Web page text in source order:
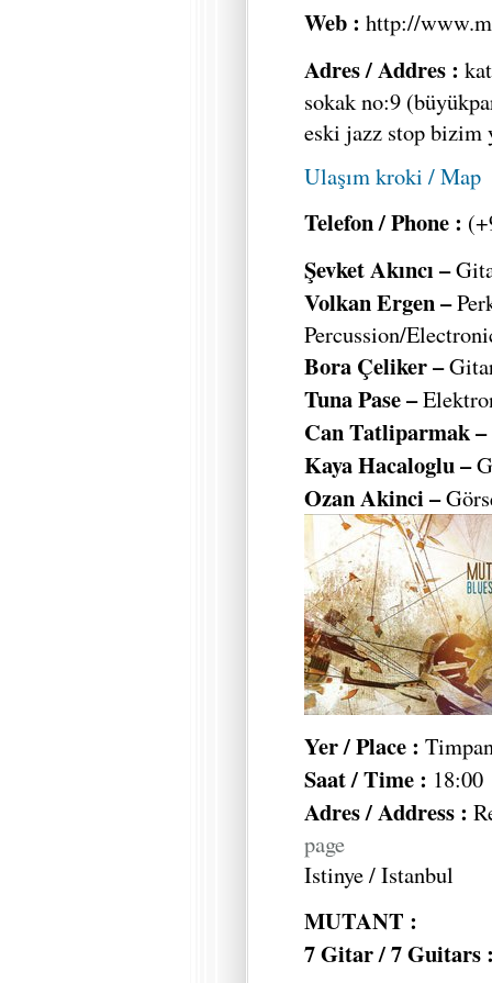
Web : http://
Adres / Addres :
sokak no:9
eski jazz stop bizim
Ulaşım kroki / Map
Telefon / Phone :
Şevket Akıncı –
Volkan Ergen –
Percussion/
Bora Çeliker –
Tuna Pase –
Can Tatliparmak –
Kaya Hacaloglu –
Ozan Akinci –
Yer / Place :
Saat / Time : 18:00
Adres / Address :
page
Istinye / Istanbul
MUTANT :
7 Gitar / 7 Guitars